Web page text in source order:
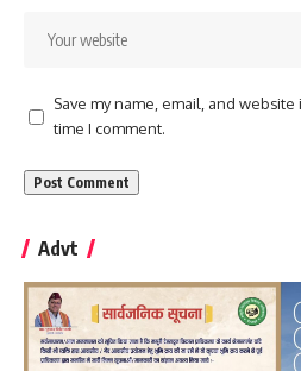
Save my name, email, and
time I comment.
Advt